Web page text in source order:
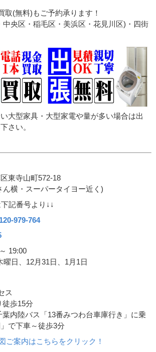
取(無料)もご予約承ります！
中央区・稲毛区・美浜区・花見川区)・四街
大型家具・大型家電や量が多い場合は出
さい。
東寺山町572-18
ん横・スーパータイヨー近く)
記番号より↓↓
979-764
19:00
曜日、12月31日、1月1日
ス
徒歩15分
葉内陸バス「13番みつわ台車庫行き」に乗
で下車～徒歩3分
ご案内はこちらをクリック！